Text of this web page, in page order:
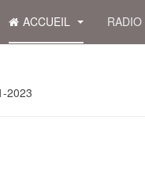
ACCUEIL
2023